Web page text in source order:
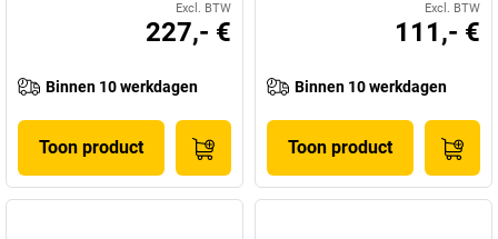
Excl. BTW
227,- €
Binnen 10 werkdagen
Toon product
Excl. BTW
111,- €
Binnen 10 werkdagen
Toon product